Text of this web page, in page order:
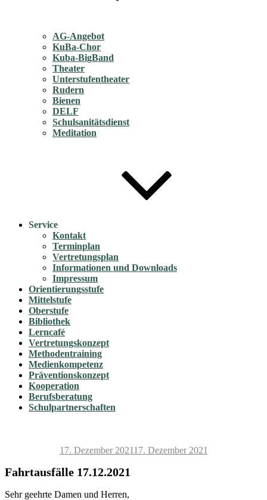
AG-Angebot
KuBa-Chor
Kuba-BigBand
Theater
Unterstufentheater
Rudern
Bienen
DELF
Schulsanitätsdienst
Meditation
Service
Kontakt
Terminplan
Vertretungsplan
Informationen und Downloads
Impressum
Orientierungsstufe
Mittelstufe
Oberstufe
Bibliothek
Lerncafé
Vertretungskonzept
Methodentraining
Medienkompetenz
Präventionskonzept
Kooperation
Berufsberatung
Schulpartnerschaften
Veröffentlicht
17. Dezember 202117. Dezember 2021
Fahrtausfälle 17.12.2021
Sehr geehrte Damen und Herren,